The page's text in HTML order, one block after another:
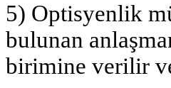
5) Optisyenlik
bulunan
birimine verilir